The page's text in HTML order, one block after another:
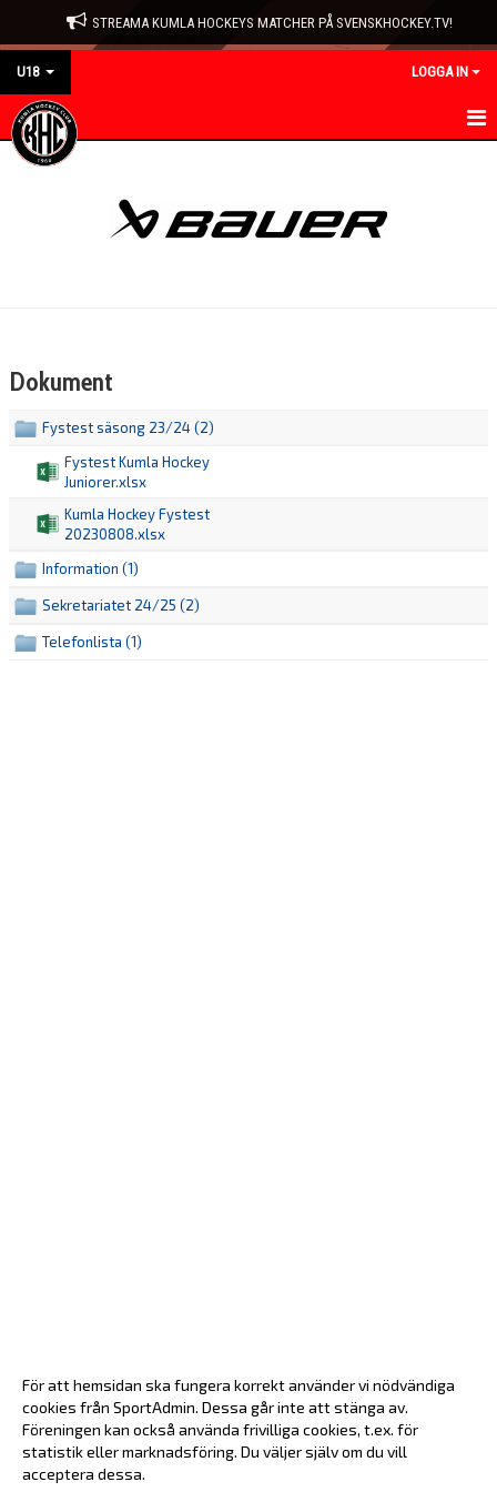
STREAMA KUMLA HOCKEYS MATCHER PÅ SVENSKHOCKEY.TV!
U18 LOGGA IN
HEM
Dokument
Fystest säsong 23/24 (2)
Fystest Kumla Hockey
Juniorer.xlsx
Kumla Hockey Fystest
20230808.xlsx
Information (1)
Sekretariatet 24/25 (2)
Telefonlista (1)
För att hemsidan ska fungera korrekt använder vi nödvändiga
cookies från SportAdmin. Dessa går inte att stänga av.
Föreningen kan också använda frivilliga cookies, t.ex. för
statistik eller marknadsföring. Du väljer själv om du vill
acceptera dessa.